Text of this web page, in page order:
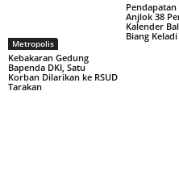
Metropolis
Kebakaran Gedung
Bapenda DKI, Satu
Korban Dilarikan ke RSUD
Tarakan
Anjlok 38
Kalender
Biang Keladi